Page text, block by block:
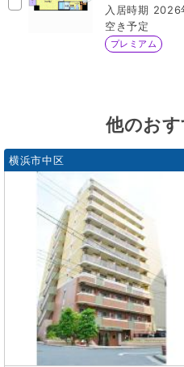
2026
空き予定
プレミアム
他のお
横浜市中区